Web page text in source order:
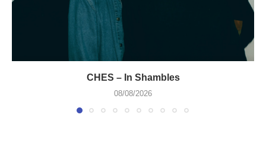
CHES – In Shambles
08/08/2026